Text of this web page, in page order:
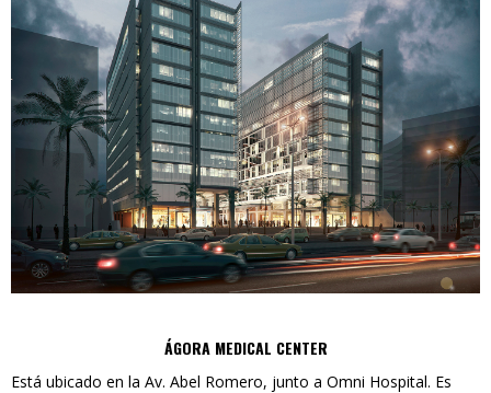
ÁGORA MEDICAL CENTER
Está ubicado en la Av. Abel Romero, junto a Omni Hospital. Es